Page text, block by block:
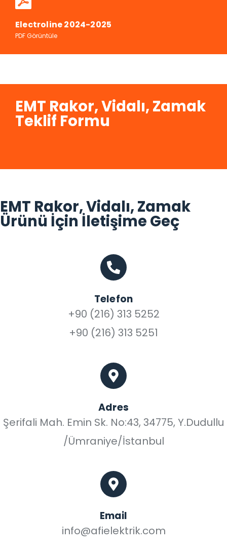
Electroline 2024-2025
PDF Görüntüle
EMT Rakor, Vidalı, Zamak
Teklif Formu
EMT Rakor, Vidalı, Zamak
Ürünü İçin İletişime Geç
Telefon
+90 (216) 313 5252
+90 (216) 313 5251
Adres
Şerifali Mah. Emin Sk. No:43, 34775, Y.Dudullu
/Ümraniye/İstanbul
Email
info@afielektrik.com